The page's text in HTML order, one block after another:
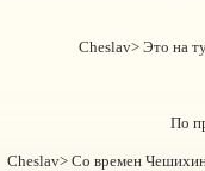
Cheslav> Это на
По
Cheslav> Со времен